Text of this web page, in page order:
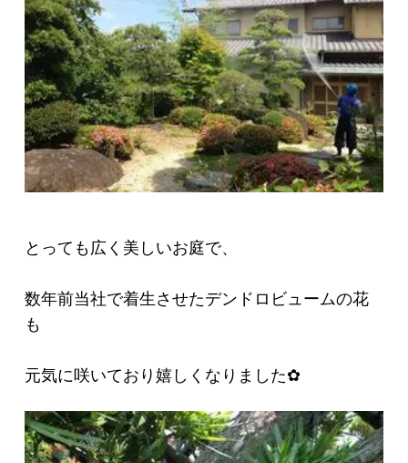
とっても広く美しいお庭で、
数年前当社で着生させたデンドロビュームの花
も
元気に咲いており嬉しくなりました✿